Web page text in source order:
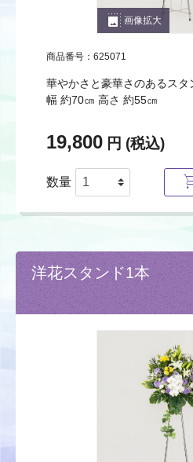
photo_size_select_large 画像拡大
商品番号：625071
華やかさと豪華さのあるスタ
幅 約70㎝ 高さ 約55㎝
19,800 円 (税込)
数量
洋花スタンド1本